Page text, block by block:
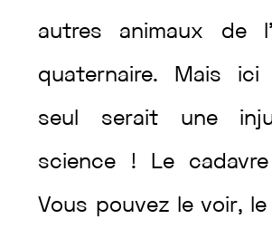
autres animaux de
quaternaire. Mais ici
seul serait une
science ! Le
Vous pouvez le voir,